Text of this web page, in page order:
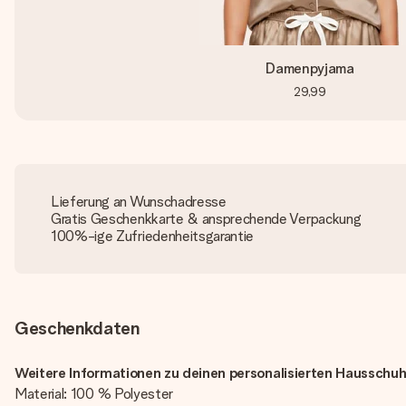
Damenpyjama
29,99
Lieferung an Wunschadresse
Gratis Geschenkkarte & ansprechende Verpackung
100%-ige Zufriedenheitsgarantie
Geschenkdaten
Weitere Informationen zu deinen personalisierten
Material: 100 % Polyester